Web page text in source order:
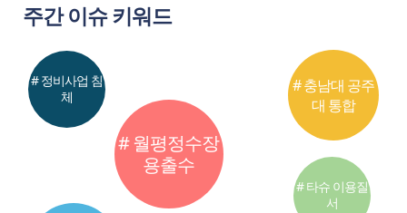
주간 이슈 키워드
# 월평정수장
용출수
# 충남대 공주
대 통합
# 정비사업 침
체
# 타슈 이용질
서